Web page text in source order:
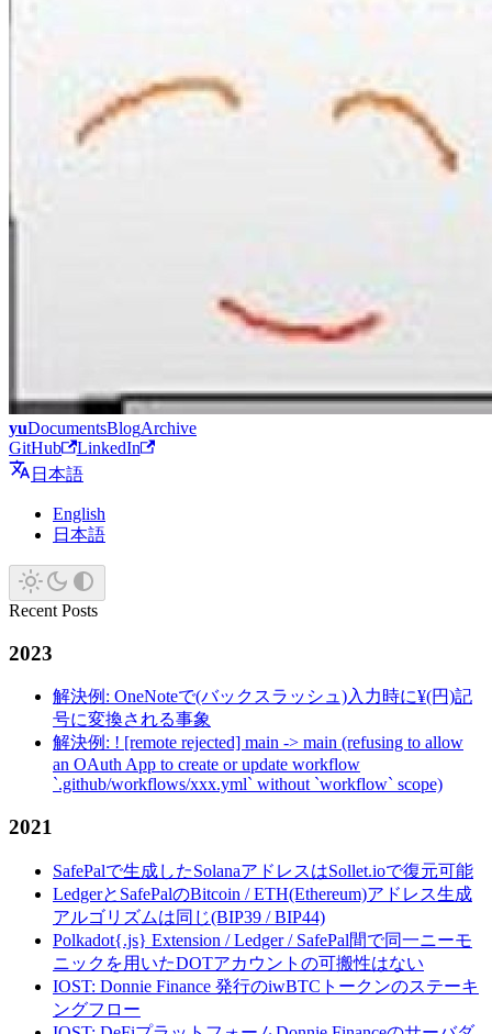
yuDocumentsBlogArchive
GitHub
LinkedIn
日本語
English
日本語
Recent Posts
2023
解決例: OneNoteで(バックスラッシュ)入力時に¥(円)記
号に変換される事象
解決例: ! [remote rejected] main -> main (refusing to allow
an OAuth App to create or update workflow
`.github/workflows/xxx.yml` without `workflow` scope)
2021
SafePalで生成したSolanaアドレスはSollet.ioで復元可能
LedgerとSafePalのBitcoin / ETH(Ethereum)アドレス生成
アルゴリズムは同じ(BIP39 / BIP44)
Polkadot{.js} Extension / Ledger / SafePal間で同一ニーモ
ニックを用いたDOTアカウントの可搬性はない
IOST: Donnie Finance 発行のiwBTCトークンのステーキ
ングフロー